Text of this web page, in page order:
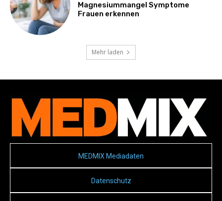
Magnesiummangel Symptome
Frauen erkennen
Mehr laden
MEDMIX Mediadaten
Datenschutz